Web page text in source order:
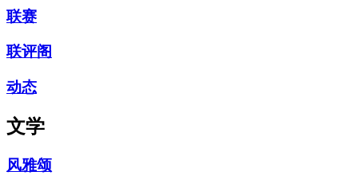
联赛
联评阁
动态
文学
风雅颂